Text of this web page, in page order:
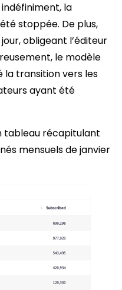
la
stoppée. De plus,
obligeant l’éditeur
le modèle
la transition vers les
ayant été
tableau récapitulant
mensuels de janvier